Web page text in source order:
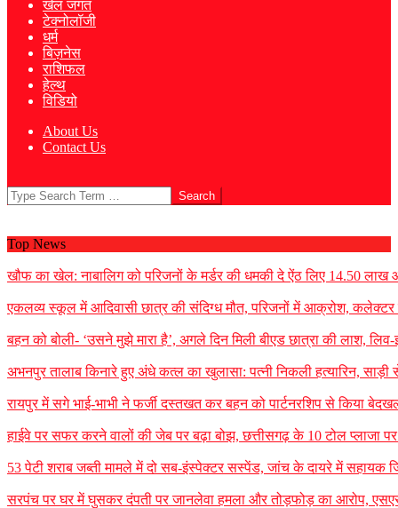
खेल जगत
टेक्नोलॉजी
धर्म
बिज़नेस
राशिफल
हेल्थ
विडियो
About Us
Contact Us
Search
Top News
खौफ का खेल: नाबालिग को परिजनों के मर्डर की धमकी दे ऐंठ लिए 14.50 लाख
एकलव्य स्कूल में आदिवासी छात्र की संदिग्ध मौत, परिजनों में आक्रोश, कलेक्टर ने
बहन को बोली- ‘उसने मुझे मारा है’, अगले दिन मिली बीएड छात्रा की लाश,
अभनपुर तालाब किनारे हुए अंधे कत्ल का खुलासा: पत्नी निकली हत्यारिन, साड़ी
रायपुर में सगे भाई-भाभी ने फर्जी दस्तखत कर बहन को पार्टनरशिप से किया
हाईवे पर सफर करने वालों की जेब पर बढ़ा बोझ, छत्तीसगढ़ के 10 टोल प्लाजा
53 पेटी शराब जब्ती मामले में दो सब-इंस्पेक्टर सस्पेंड, जांच के दायरे में सहायक
सरपंच पर घर में घुसकर दंपती पर जानलेवा हमला और तोड़फोड़ का आरोप,